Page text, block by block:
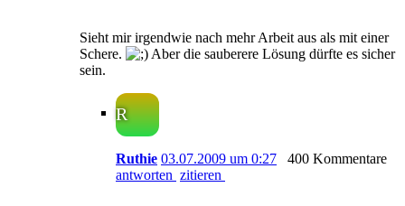
Sieht mir irgendwie nach mehr Arbeit aus als mit einer
Schere.
Aber die sauberere Lösung dürfte es sicher
sein.
R
Ruthie 03.07.2009 um 0:27
400 Kommentare
antworten zitieren